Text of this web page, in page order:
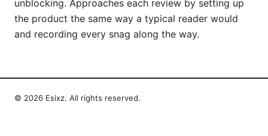
unblocking. Approaches each review by setting up
the product the same way a typical reader would
and recording every snag along the way.
© 2026 Esixz. All rights reserved.